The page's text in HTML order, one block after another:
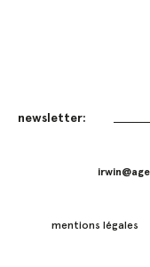
mentions légales